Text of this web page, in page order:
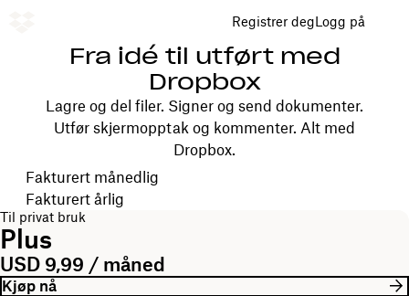
Registrer degLogg på
Fra idé til utført med
Dropbox
Lagre og del filer. Signer og send dokumenter.
Utfør skjermopptak og kommenter. Alt med
Dropbox.
Velg faktureringsperiode
Fakturert månedlig
Fakturert årlig
Til privat bruk
Plus
USD 9,99 / måned
Kjøp nå